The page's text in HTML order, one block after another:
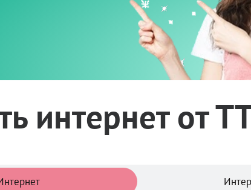
интернет от
Тарифы